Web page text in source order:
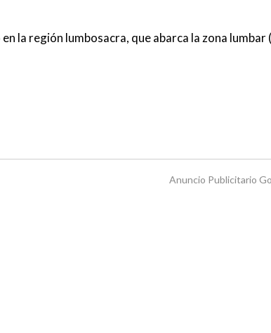
la región lumbosacra, que abarca la zona lumbar
Anuncio Publicitario